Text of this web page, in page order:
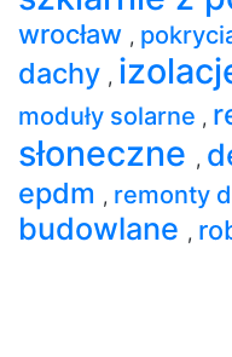
wrocław ,
dachy ,
moduły solarne ,
słoneczne ,
epdm , remonty
budowlane ,